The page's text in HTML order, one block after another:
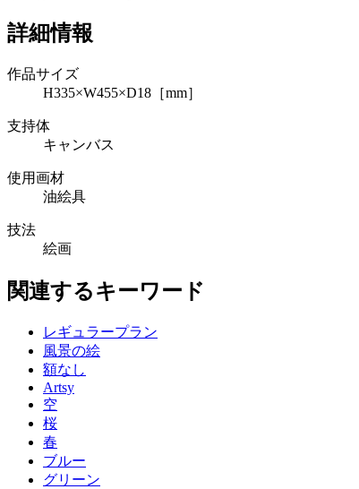
詳細情報
作品サイズ
H335×W455×D18［mm］
支持体
キャンバス
使用画材
油絵具
技法
絵画
関連するキーワード
レギュラープラン
風景の絵
額なし
Artsy
空
桜
春
ブルー
グリーン